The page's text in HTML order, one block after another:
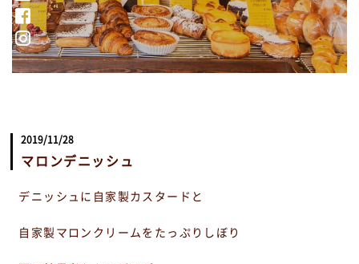
2019/11/28
マロンデニッシュ
デニッシュに自家製カスタードと
自家製マロンクリームをたっぷりしぼり